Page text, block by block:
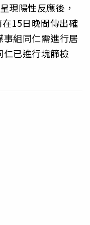
現陽性反應後，
15日晚間傳出確
組同仁需進行居
已進行塊篩檢